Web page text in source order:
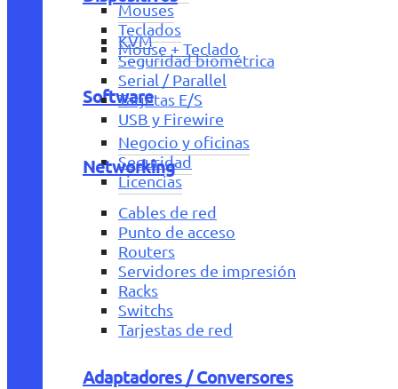
Mouses
Teclados
Mouse + Teclado
Software
Negocio y oficinas
Seguridad
Licencias
KVM
Seguridad biométrica
Serial / Parallel
Tarjetas E/S
USB y Firewire
Networking
Cables de red
Punto de acceso
Routers
Servidores de impresión
Racks
Switchs
Tarjestas de red
Adaptadores / Conversores